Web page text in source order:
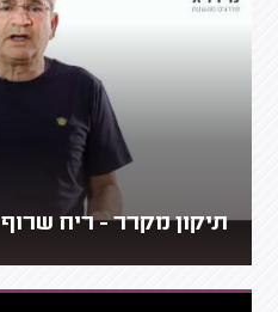
תיקון מקרר - ריח שרוף